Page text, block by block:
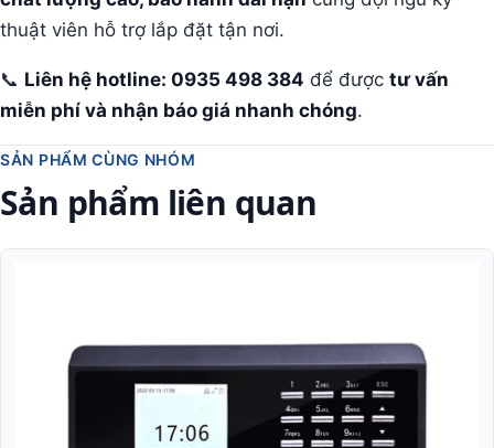
thuật viên hỗ trợ lắp đặt tận nơi.
📞 Liên hệ hotline: 0935 498 384 để được tư vấn
miễn phí và nhận báo giá nhanh chóng.
SẢN PHẨM CÙNG NHÓM
Sản phẩm liên quan